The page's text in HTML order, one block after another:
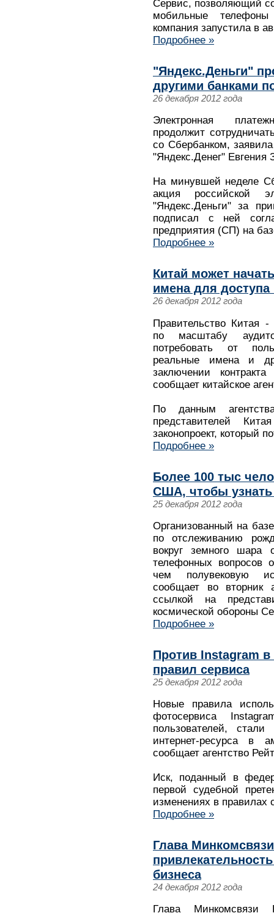
Сервис, позволяющий
мобильные
компания запустила в
Подробнее »
"Яндекс.Деньги"
другими банками
26 декабря 2012 года
Электронная
продолжит
со Сбербанком,
"Яндекс.Денег" Евгения
На минувшей неделе
акция российской
"Яндекс.Деньги" за
подписал с ней
предприятия (СП) на
Подробнее »
Китай может
имена для доступа
26 декабря 2012 года
Правительство Китая -
по масштабу
потребовать от
реальные имена и
заключении
сообщает китайское
По данным
представителей
законопроект, который
Подробнее »
Более 100 тыс
США, чтобы узнать
25 декабря 2012 года
Организованный на
по отслеживанию
вокруг земного шара
телефонных вопросов
чем полувековую
сообщает во вторник
ссылкой на
космической обороны
Подробнее »
Против Instagram
правил сервиса
25 декабря 2012 года
Новые правила
фотосервиса
пользователей,
интернет-ресурса в
сообщает агентство
Иск, поданный в
первой судебной
изменениях в правилах
Подробнее »
Глава
бизнеса
24 декабря 2012 года
Глава